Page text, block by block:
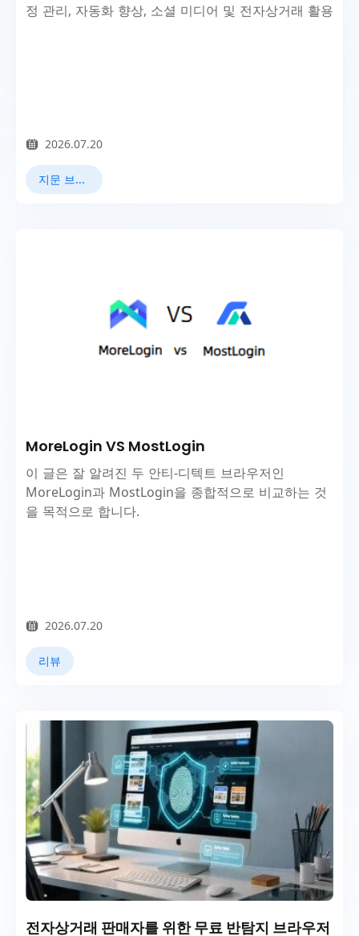
정 관리, 자동화 향상, 소셜 미디어 및 전자상거래 활용
2026.07.20
지문 브라우저
MoreLogin VS MostLogin
이 글은 잘 알려진 두 안티-디텍트 브라우저인
MoreLogin과 MostLogin을 종합적으로 비교하는 것
을 목적으로 합니다.
2026.07.20
리뷰
전자상거래 판매자를 위한 무료 반탐지 브라우저